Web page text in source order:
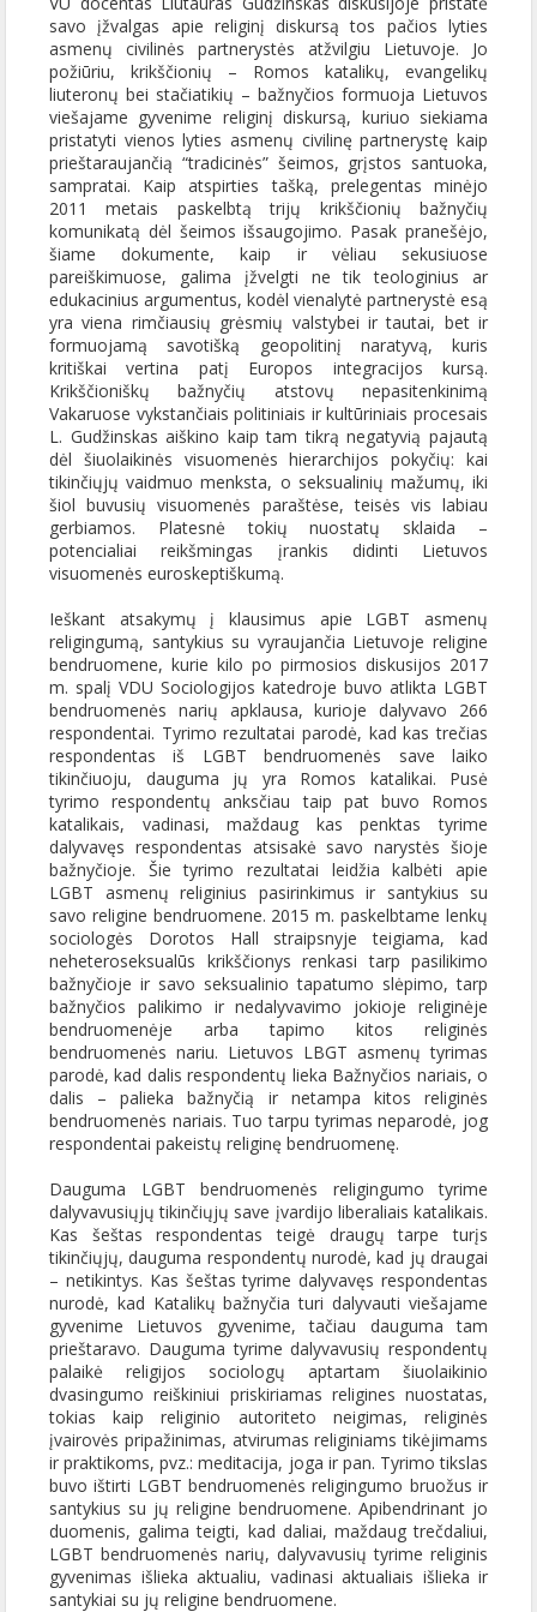
savo įžvalgas apie religinį diskursą tos pačios lyties
asmenų civilinės partnerystės atžvilgiu Lietuvoje. Jo
požiūriu, krikščionių – Romos katalikų, evangelikų
liuteronų bei stačiatikių – bažnyčios formuoja Lietuvos
viešajame gyvenime religinį diskursą, kuriuo siekiama
pristatyti vienos lyties asmenų civilinę partnerystę kaip
prieštaraujančią “tradicinės” šeimos, grįstos santuoka,
sampratai. Kaip atspirties tašką, prelegentas minėjo
2011 metais paskelbtą trijų krikščionių bažnyčių
komunikatą dėl šeimos išsaugojimo. Pasak pranešėjo,
šiame dokumente, kaip ir vėliau sekusiuose
pareiškimuose, galima įžvelgti ne tik teologinius ar
edukacinius argumentus, kodėl vienalytė partnerystė esą
yra viena rimčiausių grėsmių valstybei ir tautai, bet ir
formuojamą savotišką geopolitinį naratyvą, kuris
kritiškai vertina patį Europos integracijos kursą.
Krikščioniškų bažnyčių atstovų nepasitenkinimą
Vakaruose vykstančiais politiniais ir kultūriniais procesais
L. Gudžinskas aiškino kaip tam tikrą negatyvią pajautą
dėl šiuolaikinės visuomenės hierarchijos pokyčių: kai
tikinčiųjų vaidmuo menksta, o seksualinių mažumų, iki
šiol buvusių visuomenės paraštėse, teisės vis labiau
gerbiamos. Platesnė tokių nuostatų sklaida –
potencialiai reikšmingas įrankis didinti Lietuvos
visuomenės euroskeptiškumą.
Ieškant atsakymų į klausimus apie LGBT asmenų
religingumą, santykius su vyraujančia Lietuvoje religine
bendruomene, kurie kilo po pirmosios diskusijos 2017
m. spalį VDU Sociologijos katedroje buvo atlikta LGBT
bendruomenės narių apklausa, kurioje dalyvavo 266
respondentai. Tyrimo rezultatai parodė, kad kas trečias
respondentas iš LGBT bendruomenės save laiko
tikinčiuoju, dauguma jų yra Romos katalikai. Pusė
tyrimo respondentų anksčiau taip pat buvo Romos
katalikais, vadinasi, maždaug kas penktas tyrime
dalyvavęs respondentas atsisakė savo narystės šioje
bažnyčioje. Šie tyrimo rezultatai leidžia kalbėti apie
LGBT asmenų religinius pasirinkimus ir santykius su
savo religine bendruomene. 2015 m. paskelbtame lenkų
sociologės Dorotos Hall straipsnyje teigiama, kad
neheteroseksualūs krikščionys renkasi tarp pasilikimo
bažnyčioje ir savo seksualinio tapatumo slėpimo, tarp
bažnyčios palikimo ir nedalyvavimo jokioje religinėje
bendruomenėje arba tapimo kitos religinės
bendruomenės nariu. Lietuvos LBGT asmenų tyrimas
parodė, kad dalis respondentų lieka Bažnyčios nariais, o
dalis – palieka bažnyčią ir netampa kitos religinės
bendruomenės nariais. Tuo tarpu tyrimas neparodė, jog
respondentai pakeistų religinę bendruomenę.
Dauguma LGBT bendruomenės religingumo tyrime
dalyvavusiųjų tikinčiųjų save įvardijo liberaliais katalikais.
Kas šeštas respondentas teigė draugų tarpe turįs
tikinčiųjų, dauguma respondentų nurodė, kad jų draugai
– netikintys. Kas šeštas tyrime dalyvavęs respondentas
nurodė, kad Katalikų bažnyčia turi dalyvauti viešajame
gyvenime Lietuvos gyvenime, tačiau dauguma tam
prieštaravo. Dauguma tyrime dalyvavusių respondentų
palaikė religijos sociologų aptartam šiuolaikinio
dvasingumo reiškiniui priskiriamas religines nuostatas,
tokias kaip religinio autoriteto neigimas, religinės
įvairovės pripažinimas, atvirumas religiniams tikėjimams
ir praktikoms, pvz.: meditacija, joga ir pan. Tyrimo tikslas
buvo ištirti LGBT bendruomenės religingumo bruožus ir
santykius su jų religine bendruomene. Apibendrinant jo
duomenis, galima teigti, kad daliai, maždaug trečdaliui,
LGBT bendruomenės narių, dalyvavusių tyrime religinis
gyvenimas išlieka aktualiu, vadinasi aktualiais išlieka ir
santykiai su jų religine bendruomene.